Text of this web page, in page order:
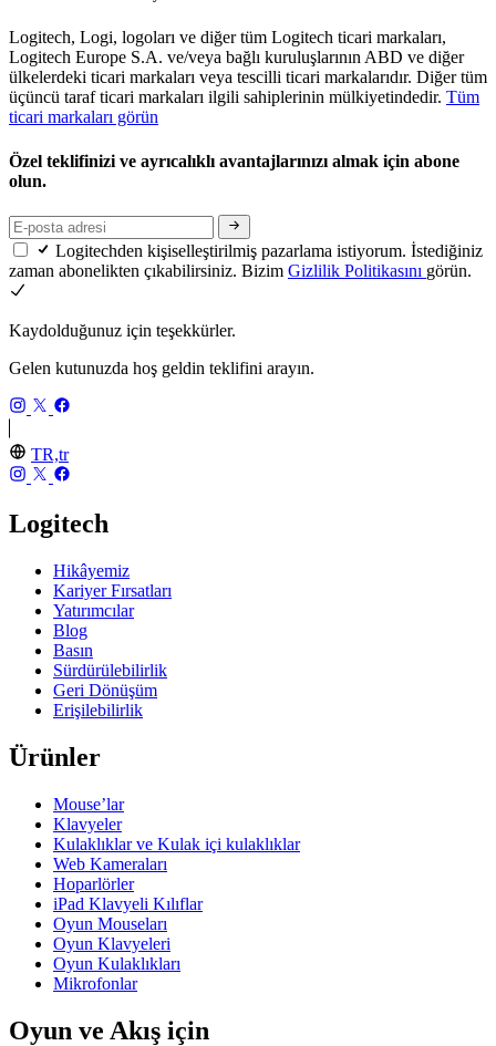
Logitech, Logi, logoları ve diğer tüm Logitech ticari markaları,
Logitech Europe S.A. ve/veya bağlı kuruluşlarının ABD ve diğer
ülkelerdeki ticari markaları veya tescilli ticari markalarıdır. Diğer tüm
üçüncü taraf ticari markaları ilgili sahiplerinin mülkiyetindedir. Tüm
ticari markaları görün
Özel teklifinizi ve ayrıcalıklı avantajlarınızı almak için abone
olun.
Logitechden kişiselleştirilmiş pazarlama istiyorum. İstediğiniz
zaman abonelikten çıkabilirsiniz. Bizim Gizlilik Politikasını görün.
Kaydolduğunuz için teşekkürler.
Gelen kutunuzda hoş geldin teklifini arayın.
TR,tr
Logitech
Hikâyemiz
Kariyer Fırsatları
Yatırımcılar
Blog
Basın
Sürdürülebilirlik
Geri Dönüşüm
Erişilebilirlik
Ürünler
Mouse’lar
Klavyeler
Kulaklıklar ve Kulak içi kulaklıklar
Web Kameraları
Hoparlörler
iPad Klavyeli Kılıflar
Oyun Mouseları
Oyun Klavyeleri
Oyun Kulaklıkları
Mikrofonlar
Oyun ve Akış için